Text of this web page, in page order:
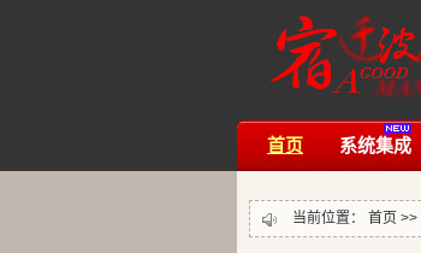
首页 系统集成
当前位置： 首页 >>